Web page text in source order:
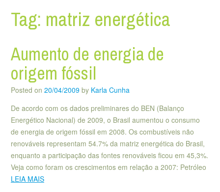
Tag: matriz energética
Aumento de energia de
origem fóssil
Posted on 20/04/2009 by Karla Cunha
De acordo com os dados preliminares do BEN (Balanço
Energético Nacional) de 2009, o Brasil aumentou o consumo
de energia de origem fóssil em 2008. Os combustíveis não
renováveis representam 54.7% da matriz energética do Brasil,
enquanto a participação das fontes renováveis ficou em 45,3%.
Veja como foram os crescimentos em relação a 2007: Petróleo
LEIA MAIS